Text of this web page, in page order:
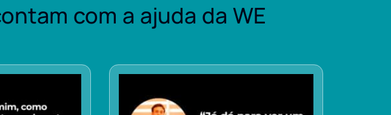
com a ajuda da WE